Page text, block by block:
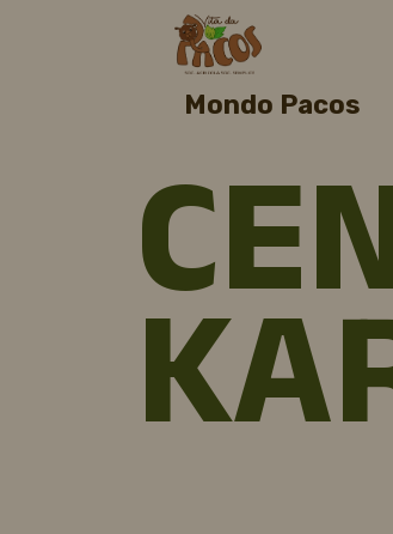
Mondo Pacos